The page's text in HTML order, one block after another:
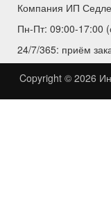
Компания ИП
Пн-Пт: 09:00-17:00
24/7/365: приём
Copyright © 2026